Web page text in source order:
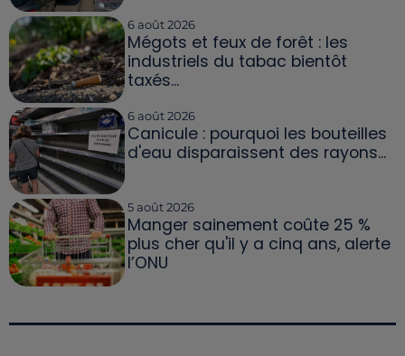
6 août 2026
Mégots et feux de forêt : les
industriels du tabac bientôt
taxés...
6 août 2026
Canicule : pourquoi les bouteilles
d'eau disparaissent des rayons...
5 août 2026
Manger sainement coûte 25 %
plus cher qu'il y a cinq ans, alerte
l’ONU